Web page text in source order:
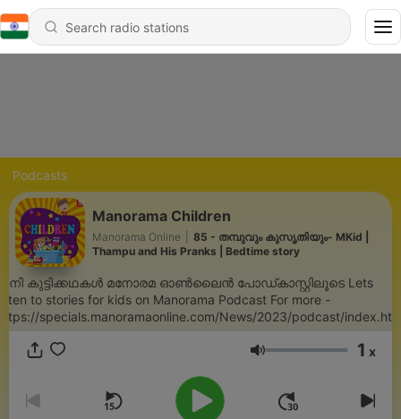
Podcasts
Manorama Children
Manorama Online
85 - തമ്പുവും കുസൃതിയും- MKid |
Thampu and His Pranks | Bedtime story
കുട്ടിക്കഥകൾ മനോരമ ഓൺലൈൻ പോഡ്‌കാസ്റ്റിലൂടെ Lets
to stories for kids on Manorama Podcast For more -
specials.manoramaonline.com/News/2023/podcast/
Volume 1 x